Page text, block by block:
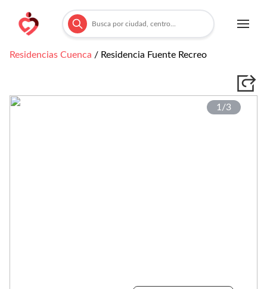
Residencias Cuenca / Residencia Fuente Recreo
1/3